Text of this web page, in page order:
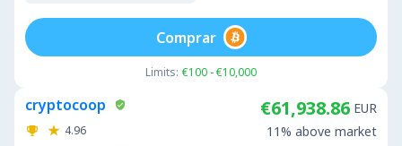
Limits: €100 - €10,000
Comprar
cryptocoop
4.96
€61,938.86 EUR
11% above market